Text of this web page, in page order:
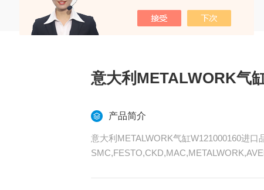
意大利METALWORK气
产品简介
意大利METALWORK气缸W121000160进口